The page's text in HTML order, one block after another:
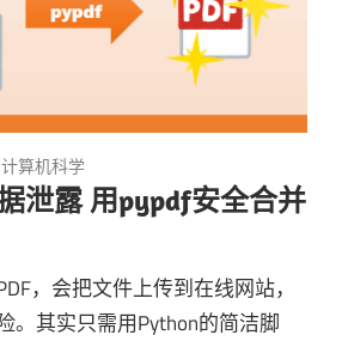
计算机科学
泄露 用pypdf安全合并
，会把文件上传到在线网站，
。其实只需用Python的简洁脚